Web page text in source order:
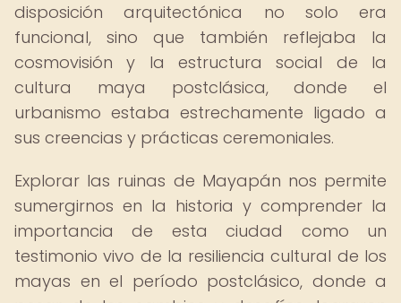
disposición arquitectónica no solo era
funcional, sino que también reflejaba la
cosmovisión y la estructura social de la
cultura maya postclásica, donde el
urbanismo estaba estrechamente ligado a
sus creencias y prácticas ceremoniales.
Explorar las ruinas de Mayapán nos permite
sumergirnos en la historia y comprender la
importancia de esta ciudad como un
testimonio vivo de la resiliencia cultural de los
mayas en el período postclásico, donde a